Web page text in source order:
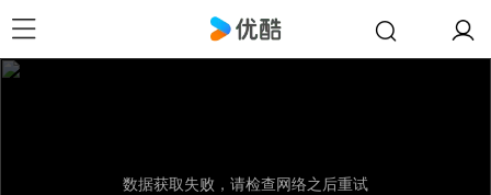
数据获取失败，请检查网络之后重试